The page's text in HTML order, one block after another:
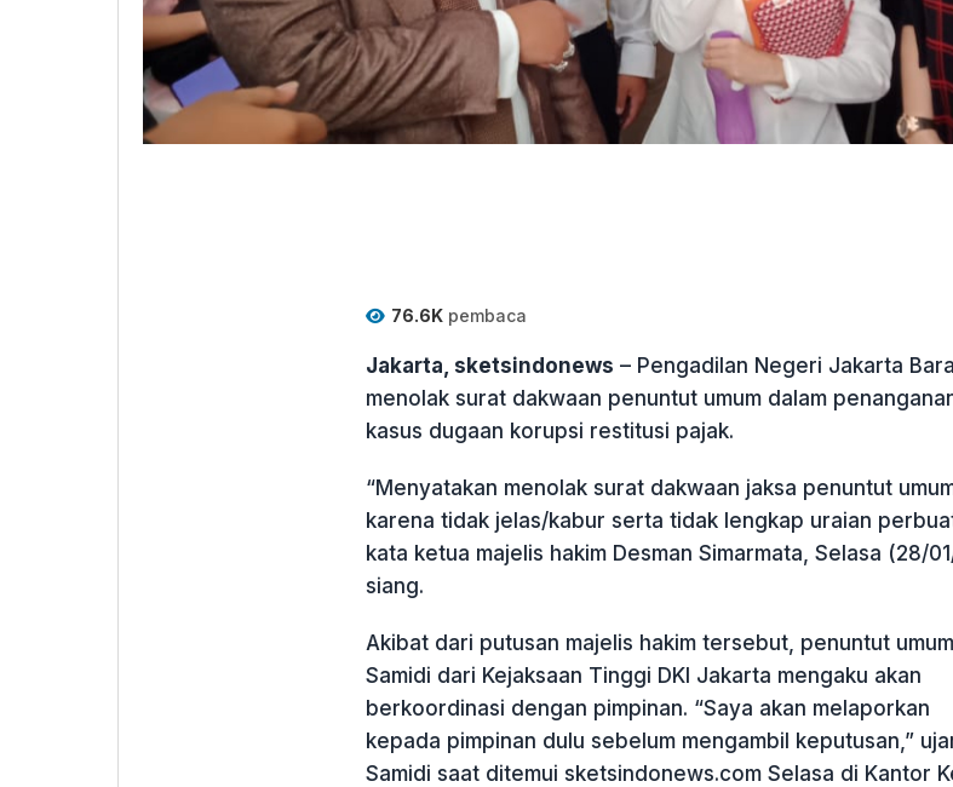
76.6Kpembaca
Jakarta, sketsindonews – Pengadilan Negeri Jakarta
menolak surat dakwaan penuntut umum dalam
kasus dugaan korupsi restitusi pajak.
“Menyatakan menolak surat dakwaan jaksa penuntut
karena tidak jelas/kabur serta tidak lengkap uraian
kata ketua majelis hakim Desman Simarmata, Selasa (28/
siang.
Akibat dari putusan majelis hakim tersebut, penuntut umum
Samidi dari Kejaksaan Tinggi DKI Jakarta mengaku akan
berkoordinasi dengan pimpinan. “Saya akan melaporkan
kepada pimpinan dulu sebelum mengambil keputusan,”
Samidi saat ditemui sketsindonews.com Selasa di Kantor